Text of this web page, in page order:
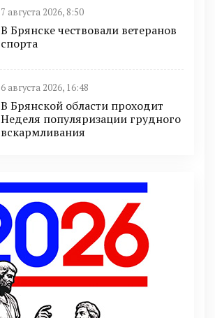
7 августа 2026, 8:50
В Брянске чествовали ветеранов
спорта
6 августа 2026, 16:48
В Брянской области проходит
Неделя популяризации грудного
вскармливания